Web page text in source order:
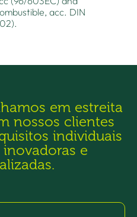
acc. DIN
em estreita
nossos clientes
individuais
e